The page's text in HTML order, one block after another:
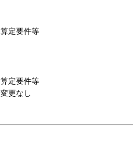
算定要件等
算定要件等
変更なし